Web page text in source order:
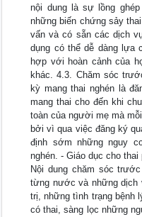
nội dung là sự lồng
những biến chứng sảy
vấn và có sẵn các dịch
dụng có thể dễ dàng lựa
hợp với hoàn cảnh của
khác. 4.3. Chăm sóc
kỳ mang thai nghén là
mang thai cho đến khi
toàn của người mẹ mà
bởi vì qua việc đăng ký
định sớm những nguy
nghén. - Giáo dục cho
Nội dung chăm sóc
từng nước và những dịch
trị, những tình trạng bệnh
có thai, sàng lọc những